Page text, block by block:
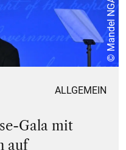
ALLGEMEIN
Gala mit
auf